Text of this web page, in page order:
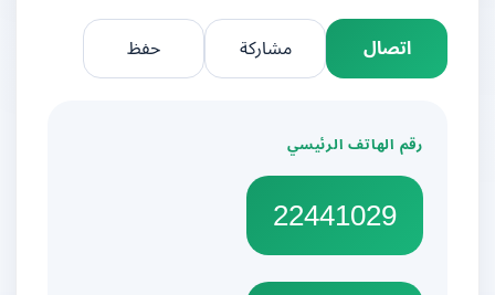
اتصال
مشاركة
رقم الهاتف الرئيسي
22441029